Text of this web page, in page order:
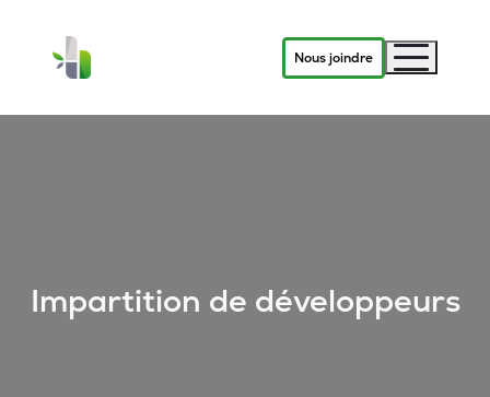
Nous joindre
Impartition de développeurs